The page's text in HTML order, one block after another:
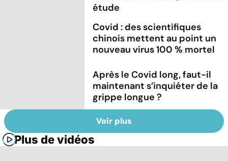
étude
Covid : des scientifiques
chinois mettent au point un
nouveau virus 100 % mortel
Après le Covid long, faut-il
maintenant s’inquiéter de la
grippe longue ?
Voir plus
Plus de vidéos